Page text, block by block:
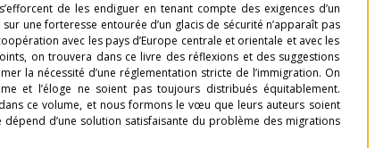
de les endiguer en tenant compte des exigences d’un
une forteresse entourée d’un glacis de sécurité n’apparaît pas
avec les pays d’Europe centrale et orientale et avec les
on trouvera dans ce livre des réflexions et des suggestions
la nécessité d’une réglementation stricte de l’immigration. On
et l’éloge ne soient pas toujours distribués équitablement.
ce volume, et nous formons le vœu que leurs auteurs soient
d’une solution satisfaisante du problème des migrations